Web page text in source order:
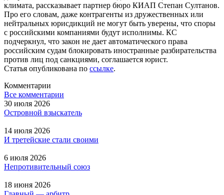
климата, рассказывает партнер бюро КИАП Степан Султанов.
Про его словам, даже контрагенты из дружественных или
нейтральных юрисдикций не могут быть уверены, что споры
с российскими компаниями будут исполнимы. КС
подчеркнул, что закон не дает автоматического права
российским судам блокировать иностранные разбирательства
против лиц под санкциями, соглашается юрист.
Статья опубликована по ссылке.
Комментарии
Все комментарии
30 июля 2026
Островной взыскатель
14 июля 2026
И третейские стали своими
6 июля 2026
Непротивительный союз
18 июня 2026